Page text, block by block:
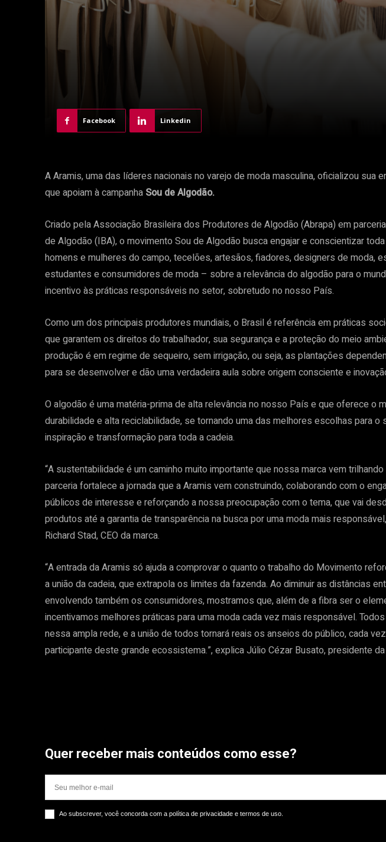
Facebook Linkedin
A Aramis, uma das líderes nacionais no varejo de moda masculina, oficializou sua
que apoiam à campanha Sou de Algodão.
Criado pela Associação Brasileira dos Produtores de Algodão (Abrapa) em
de Algodão (IBA), o movimento Sou de Algodão busca engajar e conscientizar
homens e mulheres do campo, tecelões, artesãos, fiadores, designers de moda,
estudantes e consumidores de moda – sobre a relevância do algodão para o
incentivo às práticas responsáveis no setor, sobretudo no nosso País.
Como um dos principais produtores mundiais, o Brasil é referência em práticas
que garantem os direitos do trabalhador, sua segurança e a proteção do meio
produção é em regime de sequeiro, sem irrigação, ou seja, as plantações
para se desenvolver e dão uma verdadeira aula sobre origem consciente e
O algodão é uma matéria-prima de alta relevância no nosso País e que oferece o
durabilidade e alta reciclabilidade, se tornando uma das melhores escolhas para
inspiração e transformação para toda a cadeia.
“A sustentabilidade é um caminho muito importante que nossa marca vem
parceria fortalece a jornada que a Aramis vem construindo, colaborando com o
públicos de interesse e reforçando a nossa preocupação com o tema, que vai
produtos até a garantia de transparência na busca por uma moda mais
Richard Stad, CEO da marca.
“A entrada da Aramis só ajuda a comprovar o quanto o trabalho do Movimento
a união da cadeia, que extrapola os limites da fazenda. Ao diminuir as distâncias
envolvendo também os consumidores, mostramos que, além de a fibra ser o
incentivamos melhores práticas para uma moda cada vez mais responsável.
nessa ampla rede, e a união de todos tornará reais os anseios do público, cada
participante deste grande ecossistema.”, explica Júlio Cézar Busato, presidente da
Quer receber mais conteúdos como esse?
Ao subscrever, você concorda com a política de privacidade e termos de uso.